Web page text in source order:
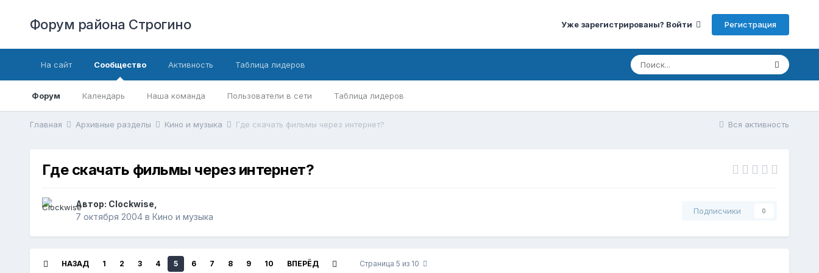
Форум района Строгино Уже зарегистрированы? Войти Регистрация
На сайт Сообщество
Форум Календарь Наша команда Пользователи в сети Таблица лидеров
Активность Таблица лидеров
Вся активность
Главная Архивные разделы Кино и музыка Где скачать фильмы через интернет?
Где скачать фильмы через интернет?
Автор: Clockwise
7 октября 2004в Кино и музыка
Подписчики 0
НАЗАД 1 2 3 4 5 6 7 8 9 10 ВПЕРЁД Страница 5 из 10